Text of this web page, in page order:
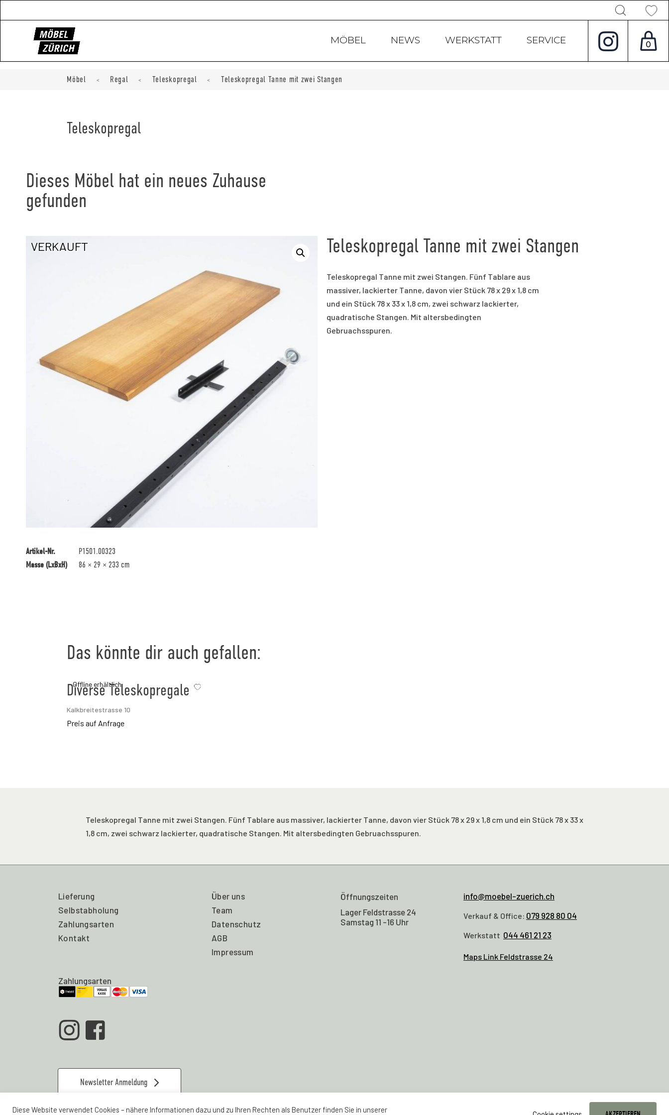
0
MÖBEL NEWS WERKSTATT SERVICE
Products
Möbel < Regal < Teleskopregal < Teleskopregal Tanne mit zwei Stangen
Teleskopregal
Dieses Möbel hat ein neues Zuhause
gefunden
VERKAUFT
Artikel-Nr.
P1501.00323
Masse (LxBxH)
86 × 29 × 233 cm
Teleskopregal Tanne mit zwei Stangen
Teleskopregal Tanne mit zwei Stangen. Fünf Tablare aus
massiver, lackierter Tanne, davon vier Stück 78 x 29 x 1,8 cm
und ein Stück 78 x 33 x 1,8 cm, zwei schwarz lackierter,
quadratische Stangen. Mit altersbedingten
Gebruachsspuren.
Das könnte dir auch gefallen:
Offline erhältlich
Diverse Teleskopregale
Kalkbreitestrasse 10
Preis auf Anfrage
Teleskopregal Tanne mit zwei Stangen. Fünf Tablare aus massiver, lackierter Tanne, davon vier Stück 78 x 29 x 1,8 cm und ein Stück 78 x 33 x
1,8 cm, zwei schwarz lackierter, quadratische Stangen. Mit altersbedingten Gebruachsspuren.
Lieferung
Selbstabholung
Zahlungsarten
Kontakt
Über uns
Team
Datenschutz
AGB
Impressum
Zahlungsarten
Newsletter Anmeldung
Öffnungszeiten
Lager Feldstrasse 24
Samstag 11 -16 Uhr
info@moebel-zuerich.ch
Verkauf & Office: 079 928 80 04
Werkstatt 044 461 21 23
Maps Link Feldstrasse 24
Diese Website verwendet Cookies – nähere Informationen dazu und zu Ihren Rechten als Benutzer finden Sie in unserer